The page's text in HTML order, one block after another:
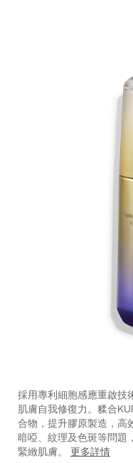
pa%2B%2B%2B-
1011493830_hk.html
編
號：
1011493830_hk
採用專利細胞感應重啟技
肌膚自我修復力。糅合
合物，提升膠原製造，高
暗啞、紋理及色斑等問題
緊緻肌膚。
更多詳情